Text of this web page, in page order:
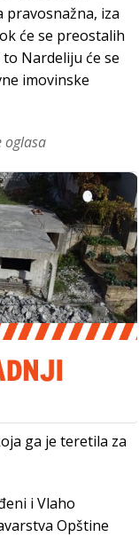
pravosnažna, iza
će se preostalih
Nardeliju će se
imovinske
oglasa
ga je teretila za
i Vlaho
Opštine